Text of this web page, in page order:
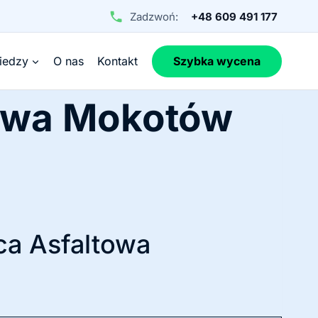
Zadzwoń: +48 609 491 177
O nas Kontakt Szybka wycena
Mokotów
Asfaltowa